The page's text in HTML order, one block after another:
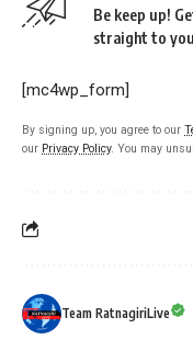
Be keep up!
straight to
[mc4wp_form]
By signing up, you agree to our
our Privacy Policy. You may
Team RatnagiriLive